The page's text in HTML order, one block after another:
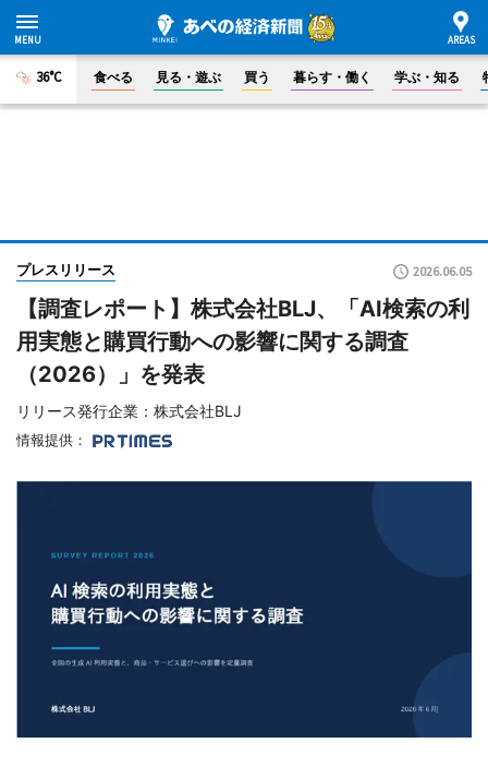
36°C 食べる 見る・遊ぶ 買う 暮らす・働く 学ぶ・知る
プレスリリース 2026.06.05
【調査レポート】株式会社BLJ、「AI検索の利
用実態と購買行動への影響に関する調査
（2026）」を発表
リリース発行企業：株式会社BLJ
情報提供：